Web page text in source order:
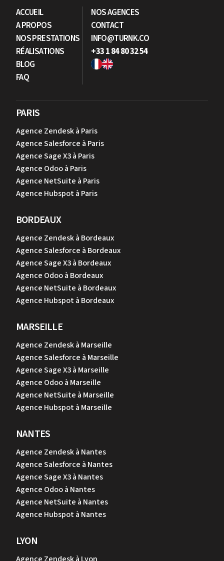
ACCUEIL
A PROPOS
NOS PRESTATIONS
RÉALISATIONS
BLOG
FAQ
NOS AGENCES
CONTACT
INFO@TURNK.CO
+33 1 84 80 32 54
PARIS
Agence Zendesk à Paris
Agence Salesforce à Paris
Agence Sage X3 à Paris
Agence Odoo à Paris
Agence NetSuite à Paris
Agence Hubspot à Paris
BORDEAUX
Agence Zendesk à Bordeaux
Agence Salesforce à Bordeaux
Agence Sage X3 à Bordeaux
Agence Odoo à Bordeaux
Agence NetSuite à Bordeaux
Agence Hubspot à Bordeaux
MARSEILLE
Agence Zendesk à Marseille
Agence Salesforce à Marseille
Agence Sage X3 à Marseille
Agence Odoo à Marseille
Agence NetSuite à Marseille
Agence Hubspot à Marseille
NANTES
Agence Zendesk à Nantes
Agence Salesforce à Nantes
Agence Sage X3 à Nantes
Agence Odoo à Nantes
Agence NetSuite à Nantes
Agence Hubspot à Nantes
LYON